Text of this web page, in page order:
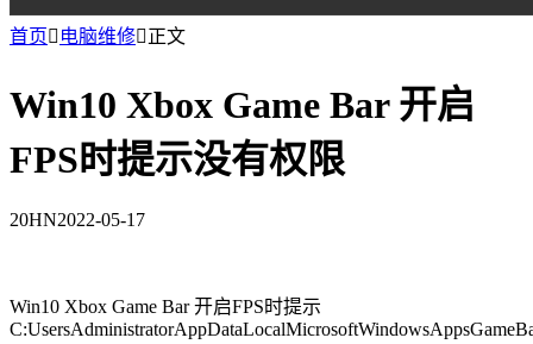
首页 电脑维修正文
Win10 Xbox Game Bar 开启
FPS时提示没有权限
20HN2022-05-17
Win10 Xbox Game Bar 开启FPS时提示